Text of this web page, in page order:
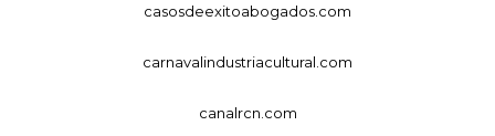
casosdeexitoabogados.com
carnavalindustriacultural.com
canalrcn.com